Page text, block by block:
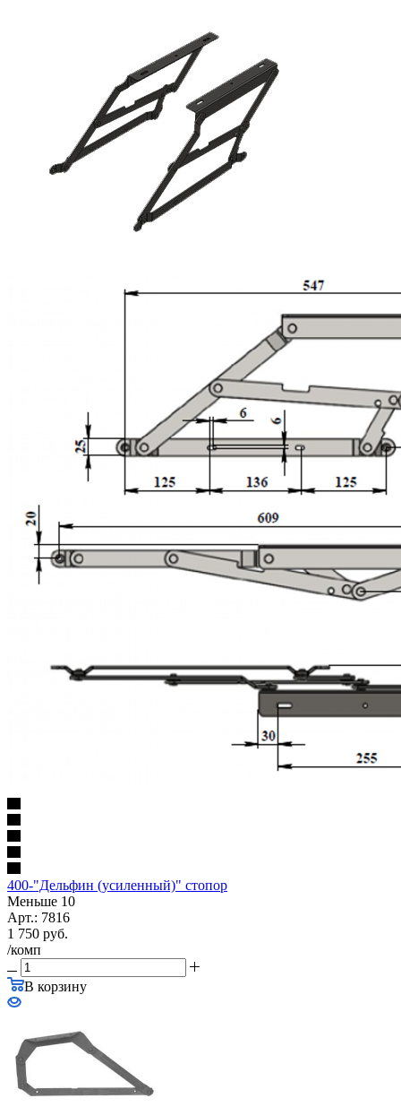
400-"Дельфин (усиленный)" стопор
Меньше 10
Арт.: 7816
1 750 руб.
/комп
В корзину